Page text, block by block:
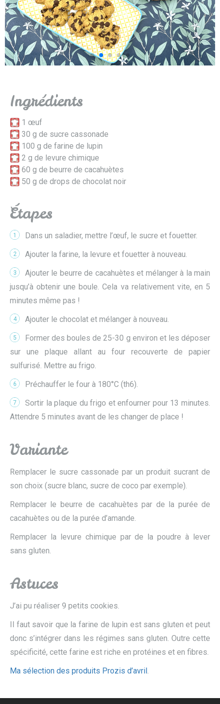
Ingrédients
1 œuf
30 g de sucre cassonade
100 g de farine de lupin
2 g de levure chimique
60 g de beurre de cacahuètes
50 g de drops de chocolat noir
Étapes
1 Dans un saladier, mettre l’œuf, le sucre et fouetter.
2 Ajouter la farine, la levure et fouetter à nouveau.
3
Ajouter le beurre de cacahuètes et mélanger à la main
jusqu’à obtenir une boule. Cela va relativement vite, en 5
minutes même pas !
4 Ajouter le chocolat et mélanger à nouveau.
5
Former des boules de 25-30 g environ et les déposer
sur une plaque allant au four recouverte de papier
sulfurisé. Mettre au frigo.
6 Préchauffer le four à 180°C (th6).
7
Sortir la plaque du frigo et enfourner pour 13 minutes.
Attendre 5 minutes avant de les changer de place !
Variante
Remplacer le sucre cassonade par un produit sucrant de
son choix (sucre blanc, sucre de coco par exemple).
Remplacer le beurre de cacahuètes par de la purée de
cacahuètes ou de la purée d’amande.
Remplacer la levure chimique par de la poudre à lever
sans gluten.
Astuces
J’ai pu réaliser 9 petits cookies.
Il faut savoir que la farine de lupin est sans gluten et peut
donc s’intégrer dans les régimes sans gluten. Outre cette
spécificité, cette farine est riche en protéines et en fibres.
Ma sélection des produits Prozis d’avril